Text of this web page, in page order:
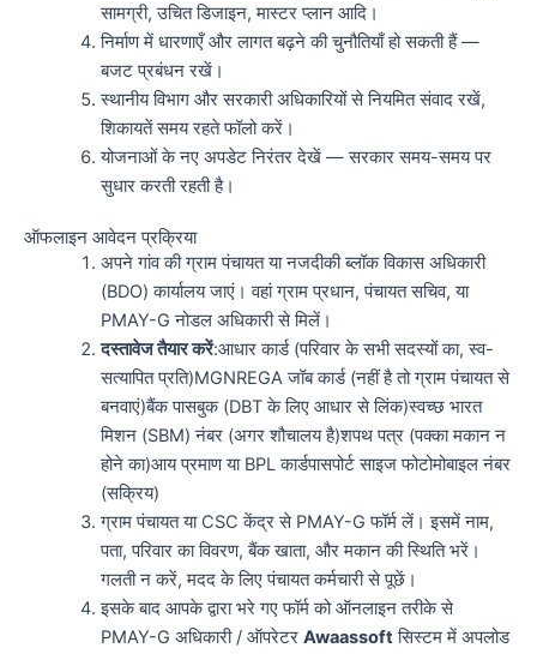
सामग्री, उचित डिजाइन, मास्टर प्लान आदि।
निर्माण में धारणाएँ और लागत बढ़ने की चुनौतियाँ हो सकती हैं —
बजट प्रबंधन रखें।
स्थानीय विभाग और सरकारी अधिकारियों से नियमित संवाद रखें,
शिकायतें समय रहते फॉलो करें।
योजनाओं के नए अपडेट निरंतर देखें — सरकार समय-समय पर
सुधार करती रहती है।
ऑफलाइन आवेदन प्रक्रिया
अपने गांव की ग्राम पंचायत या नजदीकी ब्लॉक विकास अधिकारी
(BDO) कार्यालय जाएं। वहां ग्राम प्रधान, पंचायत सचिव, या
PMAY-G नोडल अधिकारी से मिलें।
दस्तावेज तैयार करें:आधार कार्ड (परिवार के सभी सदस्यों का, स्व-
सत्यापित प्रति)MGNREGA जॉब कार्ड (नहीं है तो ग्राम पंचायत से
बनवाएं)बैंक पासबुक (DBT के लिए आधार से लिंक)स्वच्छ भारत
मिशन (SBM) नंबर (अगर शौचालय है)शपथ पत्र (पक्का मकान न
होने का)आय प्रमाण या BPL कार्डपासपोर्ट साइज फोटोमोबाइल नंबर
(सक्रिय)
ग्राम पंचायत या CSC केंद्र से PMAY-G फॉर्म लें। इसमें नाम,
पता, परिवार का विवरण, बैंक खाता, और मकान की स्थिति भरें।
गलती न करें, मदद के लिए पंचायत कर्मचारी से पूछें।
इसके बाद आपके द्वारा भरे गए फॉर्म को ऑनलाइन तरीके से
PMAY-G अधिकारी / ऑपरेटर Awaassoft सिस्टम में अपलोड